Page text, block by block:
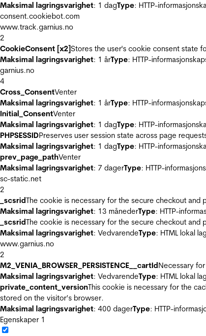
Maksimal lagringsvarighet: 1 dagType: HTTP-
consent.cookiebot.com
www.track.garnius.no
2
CookieConsent [x2]Stores the user's cookie consent state
Maksimal lagringsvarighet: 1 årType: HTTP-
garnius.no
4
Cross_ConsentVenter
Maksimal lagringsvarighet: 1 årType: HTTP-
Initial_ConsentVenter
Maksimal lagringsvarighet: 1 dagType: HTTP-
PHPSESSIDPreserves user session state across page
Maksimal lagringsvarighet: 1 dagType: HTTP-
prev_page_pathVenter
Maksimal lagringsvarighet: 7 dagerType: HTTP-
sc-static.net
2
_scsridThe cookie is necessary for the secure checkout
Maksimal lagringsvarighet: 13 månederType: HTTP-
_scsridThe cookie is necessary for the secure checkout
Maksimal lagringsvarighet: VedvarendeType: HTML lokal
www.garnius.no
2
M2_VENIA_BROWSER_PERSISTENCE__cartIdNecessary
Maksimal lagringsvarighet: VedvarendeType: HTML lokal
private_content_versionThis cookie is necessary for the
stored on the visitor’s browser.
Maksimal lagringsvarighet: 400 dagerType: HTTP-
Egenskaper 1